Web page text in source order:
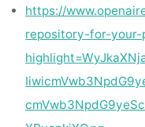
https://
repository-for-your-